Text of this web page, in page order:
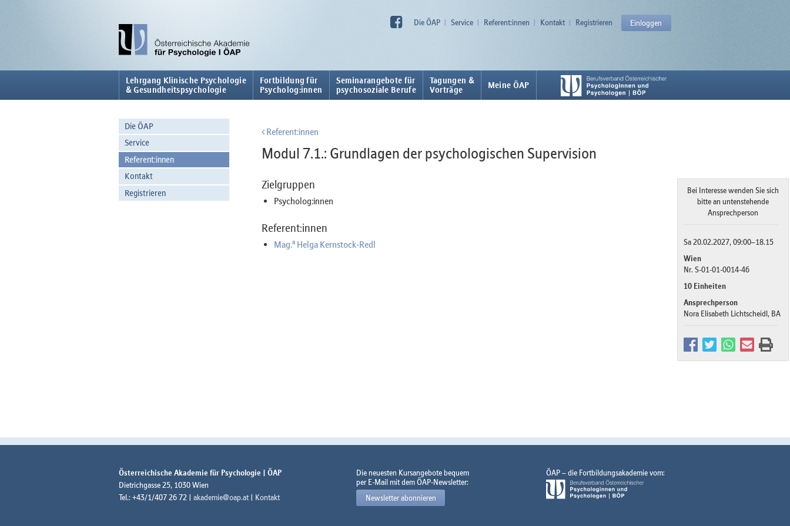
Die ÖAP Service Referent:innen Kontakt Registrieren Einloggen
Lehrgang Klinische Psychologie
& Gesundheitspsychologie
Fortbildung für
Psycholog:innen
Seminarangebote für
psychosoziale Berufe
Tagungen &
Vorträge
Meine ÖAP
Die ÖAP
Service
Referent:innen
Kontakt
Registrieren
Referent:innen
Modul 7.1.: Grundlagen der psychologischen Supervision
Bei Interesse wenden Sie sich
bitte an untenstehende
Ansprechperson
Sa 20.02.2027, 09:00–18.15
Wien
Nr. S-01-01-0014-46
10 Einheiten
Ansprechperson
Nora Elisabeth Lichtscheidl, BA
Zielgruppen
Psycholog:innen
Referent:innen
Mag.aHelga Kernstock-Redl
Österreichische Akademie für Psychologie | ÖAP
Dietrichgasse 25, 1030 Wien
Tel.: +43/1/407 26 72 | akademie@oap.at | Kontakt
Die neuesten Kursangebote bequem
per E-Mail mit dem ÖAP-Newsletter:
Newsletter abonnieren
ÖAP – die Fortbildungsakademie vom: